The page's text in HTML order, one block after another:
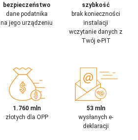
bezpieczeństwo
dane podatnika
na jego urządzeniu
szybkość
brak konieczności
instalacji
wczytanie danych z
Twój e-PIT
1.760 mln
złotych dla OPP
53 mln
wysłanych e-
deklaracji